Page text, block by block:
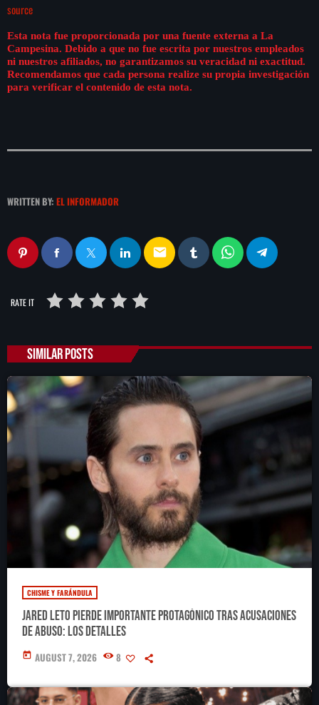
source
Esta nota fue proporcionada por una fuente externa a La
Campesina. Debido a que no fue escrita por nuestros empleados
ni nuestros afiliados, no garantizamos su veracidad ni exactitud.
Recomendamos que cada persona realize su propia investigación
para verificar el contenido de esta nota.
WRITTEN BY: EL INFORMADOR
email
RATE IT
SIMILAR POSTS
CHISME Y FARÁNDULA
Jared Leto pierde importante protagónico tras acusaciones
de abuso: los detalles
today AUGUST 7, 2026 8